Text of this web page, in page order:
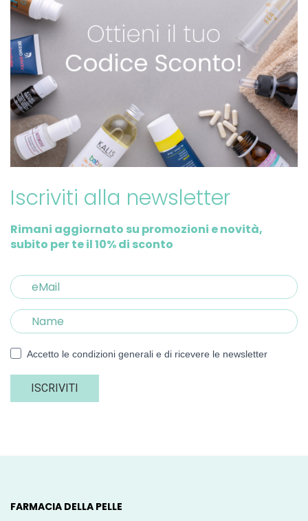
Iscriviti alla newsletter
Rimani aggiornato su promozioni e novità,
subito per te il 10% di sconto
Accetto le condizioni generali e di ricevere le newsletter
ISCRIVITI
FARMACIA DELLA PELLE